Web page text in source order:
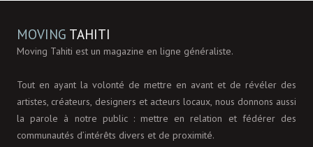
MOVING TAHITI
Moving Tahiti est un magazine en ligne généraliste.
Tout en ayant la volonté de mettre en avant et de révéler des
artistes, créateurs, designers et acteurs locaux, nous donnons aussi
la parole à notre public : mettre en relation et fédérer des
communautés d’intérêts divers et de proximité.